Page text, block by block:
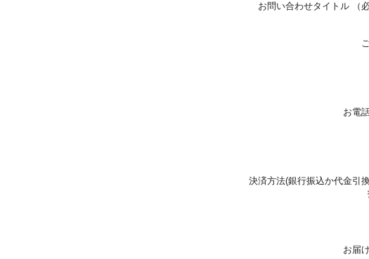
お問い合わせタイトル （
お電
決済方法(銀行振込か代金引
お届